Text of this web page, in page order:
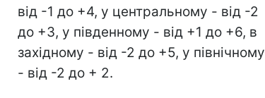
від -1 до +4, у центральному - від -2
до +3, у південному - від +1 до +6, в
західному - від -2 до +5, у північному
- від -2 до + 2.